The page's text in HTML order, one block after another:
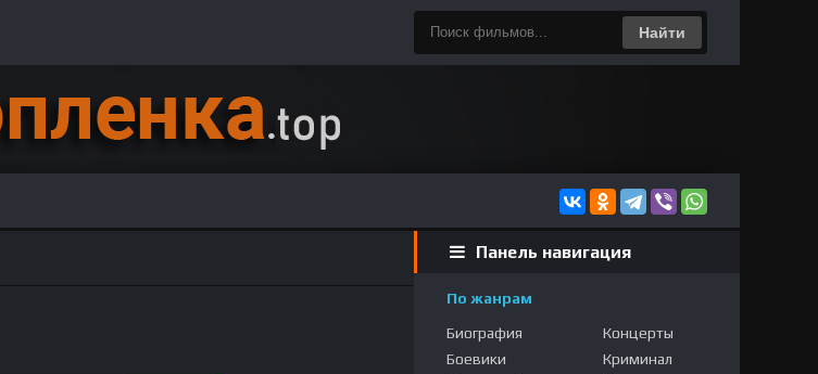
Найти
Панель навигация
По жанрам
Биография
Боевики
Концерты
Криминал